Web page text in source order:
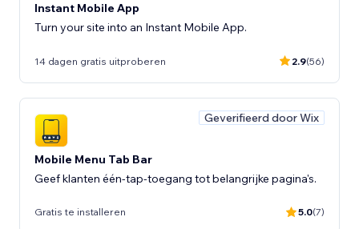
Instant Mobile App
Turn your site into an Instant Mobile App.
14 dagen gratis uitproberen 2.9(56)
Geverifieerd door Wix
Mobile Menu Tab Bar
Geef klanten één-tap-toegang tot belangrijke pagina's.
Gratis te installeren 5.0(7)